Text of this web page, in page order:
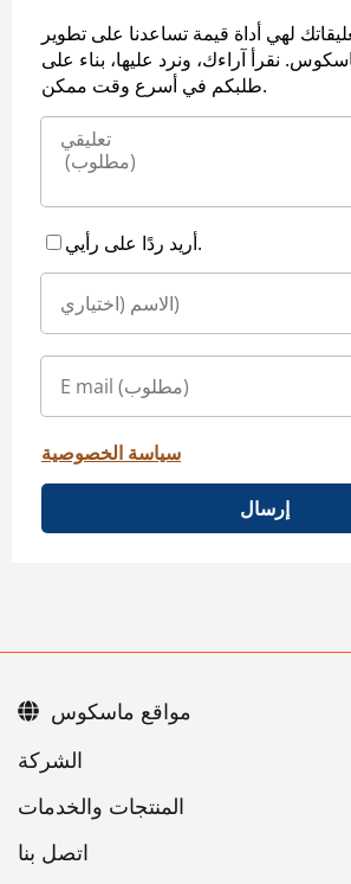
لهي أداة قيمة تساعدنا على تطوير
نقرأ آراءك، ونرد عليها، بناء على
طلبكم في أسرع وقت ممكن.
أريد ردًا على رأيي.
سياسة الخصوصية
إرسال
اتصل بنا
مواقع ماسكوس